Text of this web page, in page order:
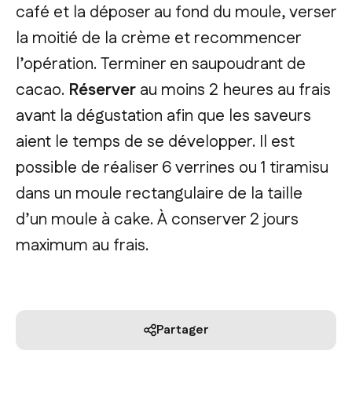
café et la déposer au fond du moule, verser
la moitié de la crème et recommencer
l’opération. Terminer en saupoudrant de
cacao. Réserver au moins 2 heures au frais
avant la dégustation afin que les saveurs
aient le temps de se développer. Il est
possible de réaliser 6 verrines ou 1 tiramisu
dans un moule rectangulaire de la taille
d’un moule à cake. À conserver 2 jours
maximum au frais.
Partager